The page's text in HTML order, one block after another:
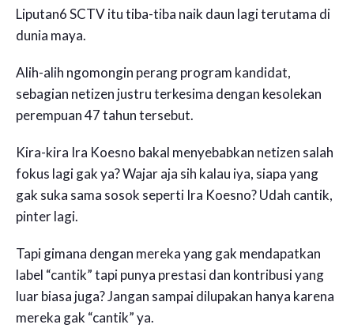
Liputan6 SCTV itu tiba-tiba naik daun lagi terutama di
dunia maya.
Alih-alih ngomongin perang program kandidat,
sebagian netizen justru terkesima dengan kesolekan
perempuan 47 tahun tersebut.
Kira-kira Ira Koesno bakal menyebabkan netizen salah
fokus lagi gak ya? Wajar aja sih kalau iya, siapa yang
gak suka sama sosok seperti Ira Koesno? Udah cantik,
pinter lagi.
Tapi gimana dengan mereka yang gak mendapatkan
label “cantik” tapi punya prestasi dan kontribusi yang
luar biasa juga? Jangan sampai dilupakan hanya karena
mereka gak “cantik” ya.